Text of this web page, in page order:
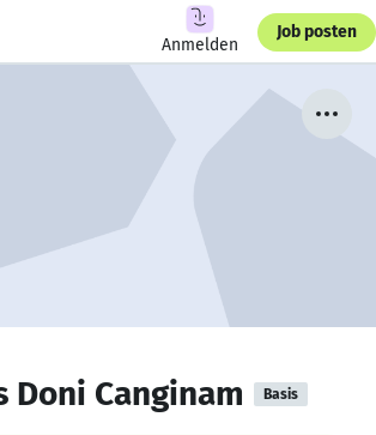
Anmelden
Job posten
Doni Canginam Basis